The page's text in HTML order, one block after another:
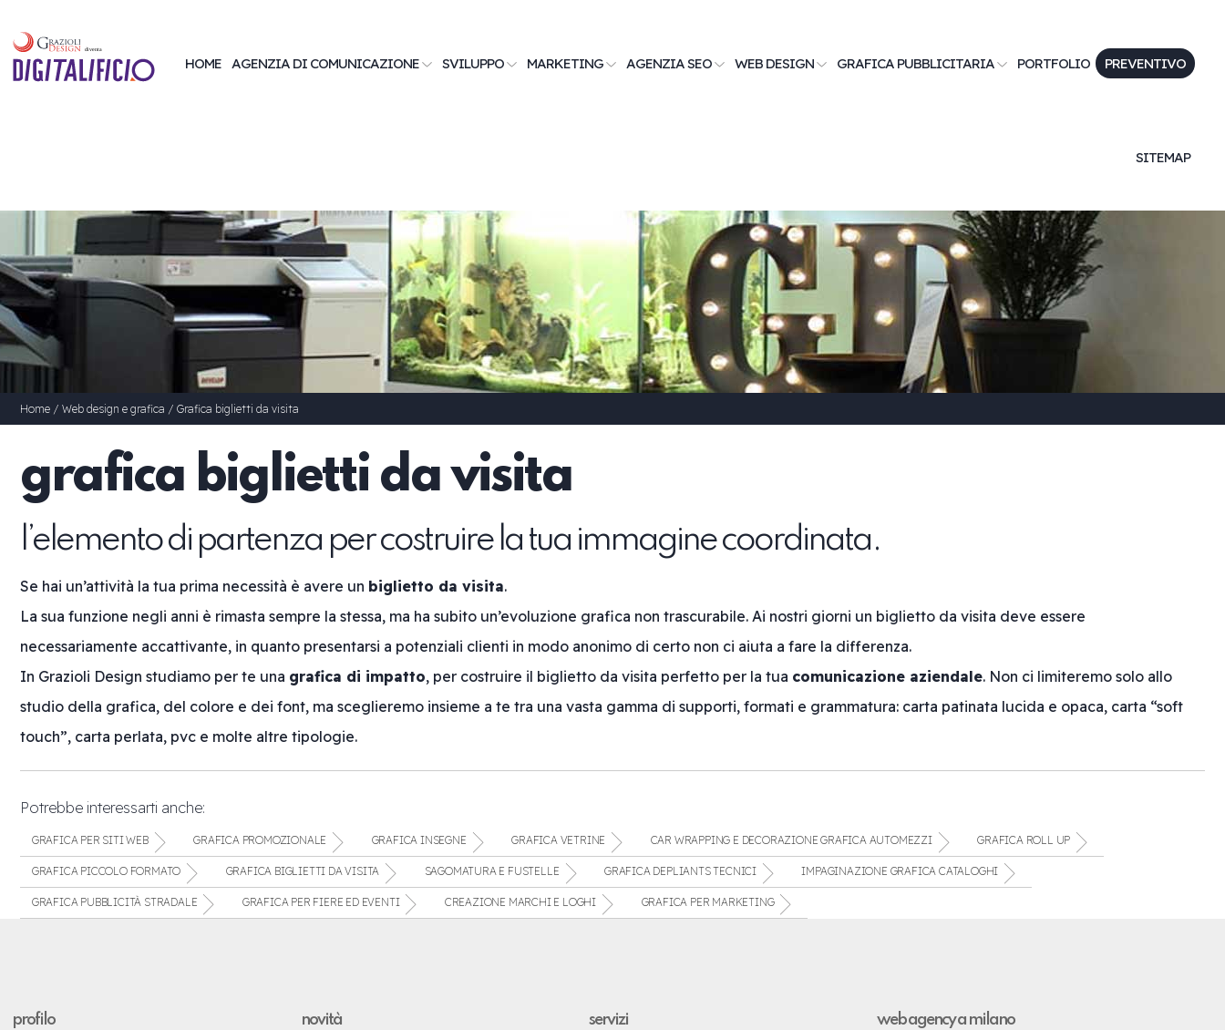
HOME AGENZIA DI COMUNICAZIONE SVILUPPO MARKETING AGENZIA SEO WEB DESIGN GRAFICA PUBBLICITARIA PORTFOLIO PREVENTIVO
SITEMAP
Home / Web design e grafica / Grafica biglietti da visita
grafica biglietti da visita
l’elemento di partenza per costruire la tua immagine coordinata.
Se hai un’attività la tua prima necessità è avere un biglietto da visita.
La sua funzione negli anni è rimasta sempre la stessa, ma ha subito un’evoluzione grafica non trascurabile. Ai nostri giorni un biglietto da visita deve essere
necessariamente accattivante, in quanto presentarsi a potenziali clienti in modo anonimo di certo non ci aiuta a fare la differenza.
In Grazioli Design studiamo per te una grafica di impatto, per costruire il biglietto da visita perfetto per la tua comunicazione aziendale. Non ci limiteremo solo allo
studio della grafica, del colore e dei font, ma sceglieremo insieme a te tra una vasta gamma di supporti, formati e grammatura: carta patinata lucida e opaca, carta “soft
touch”, carta perlata, pvc e molte altre tipologie.
Potrebbe interessarti anche:
GRAFICA PER SITI WEB GRAFICA PROMOZIONALE GRAFICA INSEGNE GRAFICA VETRINE CAR WRAPPING E DECORAZIONE GRAFICA AUTOMEZZI GRAFICA ROLL UP
GRAFICA PICCOLO FORMATO GRAFICA BIGLIETTI DA VISITA SAGOMATURA E FUSTELLE GRAFICA DEPLIANTS TECNICI IMPAGINAZIONE GRAFICA CATALOGHI
GRAFICA PUBBLICITÀ STRADALE GRAFICA PER FIERE ED EVENTI CREAZIONE MARCHI E LOGHI GRAFICA PER MARKETING
profilo novità servizi web agency a milano